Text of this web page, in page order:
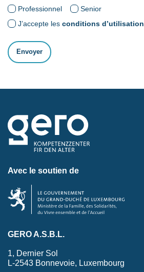
Professionnel
Senior
J’accepte les conditions d’utilisation
Avec le soutien de
GERO A.S.B.L.
1, Dernier Sol
L-2543 Bonnevoie, Luxembourg